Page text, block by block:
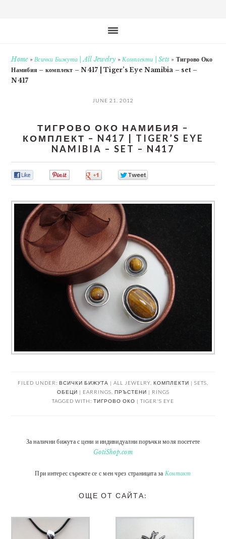
Home»Всички Бижута | All Jewelry »Комплекти | Sets » Тигрово Око
Намибия – комплект – N417 | Tiger’s Eye Namibia – set –
N417
JUNE 21, 2012
ТИГРОВО ОКО НАМИБИЯ –
КОМПЛЕКТ – N417 | TIGER’S EYE
NAMIBIA – SET – N417
FILED UNDER: ВСИЧКИ БИЖУТА | ALL JEWELRY, КОМПЛЕКТИ | SETS,
ОБЕЦИ | EARRINGS, ПРЪСТЕНИ | RINGS
TAGGED WITH: ТИГРОВО ОКО | TIGER'S EYE
За налични бижута с цени и индивидуални поръчки моля посетете
GotiShop.com
При интерес сърежте се с мен чрез страницата за Контакт
ОЩЕ ОТ САЙТА: